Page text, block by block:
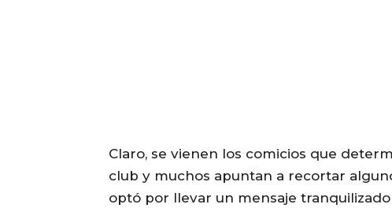
Claro, se vienen los comicios que
club y muchos apuntan a recortar
optó por llevar un mensaje